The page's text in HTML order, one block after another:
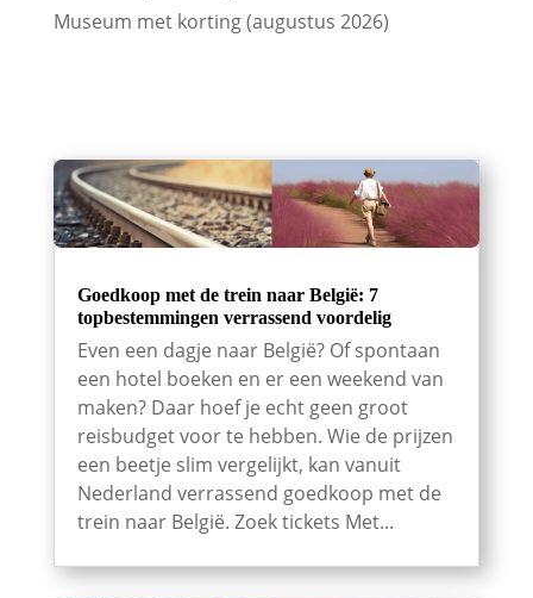
Museum met korting (augustus 2026)
Goedkoop met de trein naar België: 7
topbestemmingen verrassend voordelig
Even een dagje naar België? Of spontaan
een hotel boeken en er een weekend van
maken? Daar hoef je echt geen groot
reisbudget voor te hebben. Wie de prijzen
een beetje slim vergelijkt, kan vanuit
Nederland verrassend goedkoop met de
trein naar België. Zoek tickets Met...